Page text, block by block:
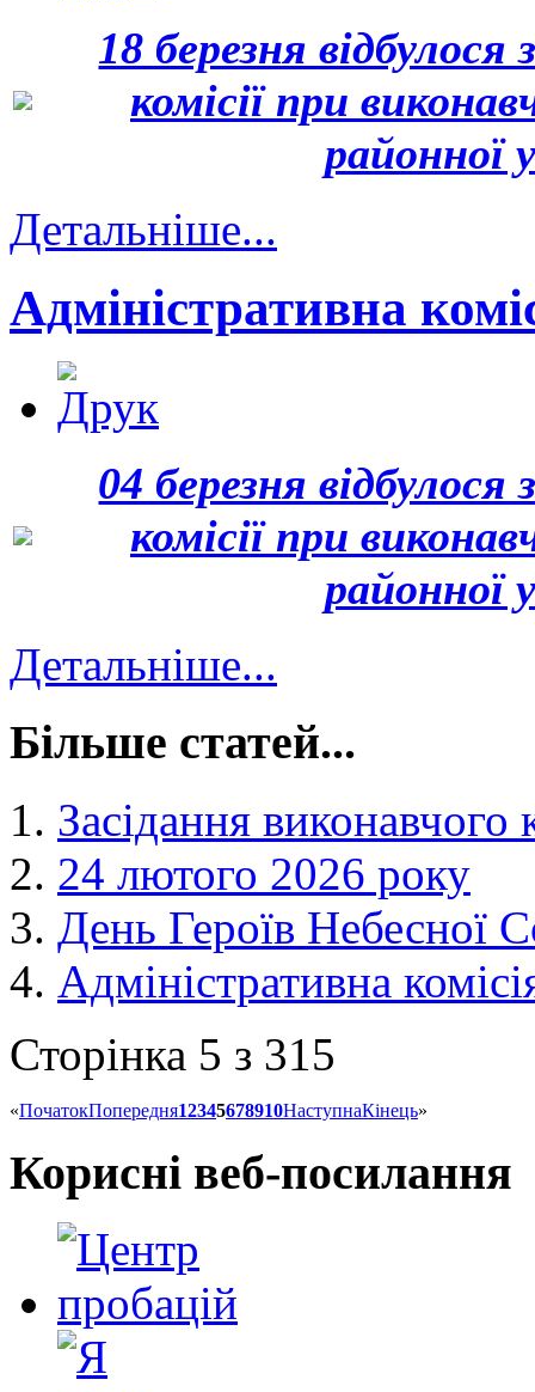
18 березня
комісії при
районної
Детальніше...
Адміністративна
04 березня
комісії при
районної
Детальніше...
Більше статей...
Засідання
24 лютого 2026 року
День Героїв Небесної
Адміністративна
Сторінка 5 з 315
«ПочатокПопередня12345678910НаступнаКінець»
Корисні веб-посилання